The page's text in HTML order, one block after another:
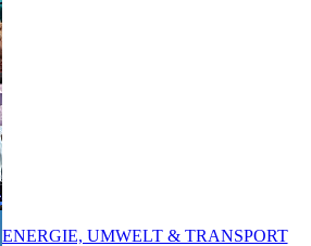
ENERGIE, UMWELT & TRANSPORT